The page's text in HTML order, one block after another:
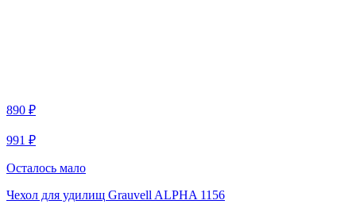
890 ₽
991 ₽
Осталось мало
Чехол для удилищ Grauvell ALPHA 1156